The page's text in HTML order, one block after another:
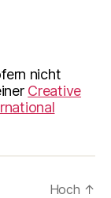
nicht
Creative
Hoch ↑